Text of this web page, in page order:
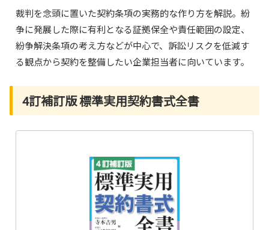
裁判を念頭に置いた契約条項の実務的な作り方を解説。紛
争に発展した際に有利となる証拠保全や責任範囲の設定、
紛争解決条項の考え方などが中心で、訴訟リスクを低減す
る観点から契約を整備したい企業担当者に向いています。
4訂補訂版 標準実用契約書式全書